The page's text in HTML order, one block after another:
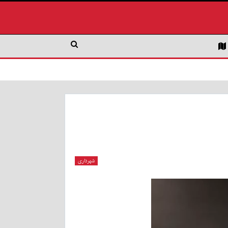
شهرداری